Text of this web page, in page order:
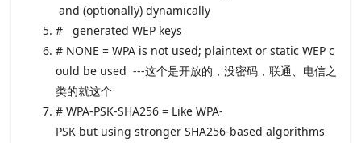
and (optionally) dynamically
# generated WEP keys
# NONE = WPA is not used; plaintext or static WEP c
ould be used ---这个是开放的，没密码，联通、电信之
类的就这个
# WPA-PSK-SHA256 = Like WPA-
PSK but using stronger SHA256-based algorithms